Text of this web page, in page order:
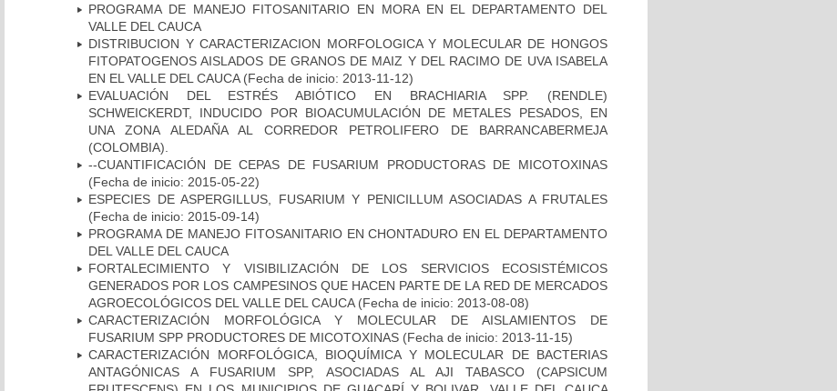
PROGRAMA DE MANEJO FITOSANITARIO EN MORA EN EL DEPARTAMENTO DEL
VALLE DEL CAUCA
DISTRIBUCION Y CARACTERIZACION MORFOLOGICA Y MOLECULAR DE HONGOS
FITOPATOGENOS AISLADOS DE GRANOS DE MAIZ Y DEL RACIMO DE UVA ISABELA
EN EL VALLE DEL CAUCA(Fecha de inicio: 2013-11-12)
EVALUACIÓN DEL ESTRÉS ABIÓTICO EN BRACHIARIA SPP. (RENDLE)
SCHWEICKERDT, INDUCIDO POR BIOACUMULACIÓN DE METALES PESADOS, EN
UNA ZONA ALEDAÑA AL CORREDOR PETROLIFERO DE BARRANCABERMEJA
(COLOMBIA).
--CUANTIFICACIÓN DE CEPAS DE FUSARIUM PRODUCTORAS DE MICOTOXINAS
(Fecha de inicio: 2015-05-22)
ESPECIES DE ASPERGILLUS, FUSARIUM Y PENICILLUM ASOCIADAS A FRUTALES
(Fecha de inicio: 2015-09-14)
PROGRAMA DE MANEJO FITOSANITARIO EN CHONTADURO EN EL DEPARTAMENTO
DEL VALLE DEL CAUCA
FORTALECIMIENTO Y VISIBILIZACIÓN DE LOS SERVICIOS ECOSISTÉMICOS
GENERADOS POR LOS CAMPESINOS QUE HACEN PARTE DE LA RED DE MERCADOS
AGROECOLÓGICOS DEL VALLE DEL CAUCA(Fecha de inicio: 2013-08-08)
CARACTERIZACIÓN MORFOLÓGICA Y MOLECULAR DE AISLAMIENTOS DE
FUSARIUM SPP PRODUCTORES DE MICOTOXINAS (Fecha de inicio: 2013-11-15)
CARACTERIZACIÓN MORFOLÓGICA, BIOQUÍMICA Y MOLECULAR DE BACTERIAS
ANTAGÓNICAS A FUSARIUM SPP, ASOCIADAS AL AJI TABASCO (CAPSICUM